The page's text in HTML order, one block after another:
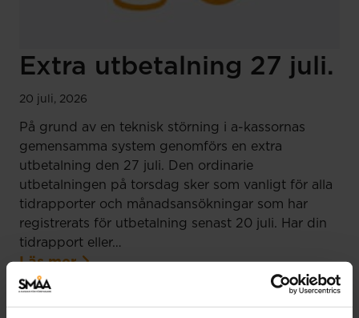
Extra utbetalning 27 juli.
20 juli, 2026
På grund av en teknisk störning i a-kassornas
gemensamma system genomförs en extra
utbetalning den 27 juli. Den ordinarie
utbetalningen på torsdag sker som vanligt för alla
tidrapporter och månadsansökningar som har
registrerats för utbetalning senast 20 juli. Har din
tidrapport eller…
Läs mer